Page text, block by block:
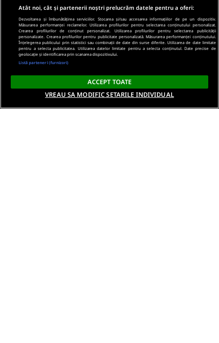
Atât noi, cât și partenerii noștri prelucrăm datele pentru a oferi:
Dezvoltarea și îmbunătățirea serviciilor. Stocarea și/sau accesarea informațiilor de pe un dispozitiv.
Măsurarea performanței reclamelor. Utilizarea profilurilor pentru selectarea conținutului personalizat.
Crearea profilurilor de conținut personalizat. Utilizarea profilurilor pentru selectarea publicității
personalizate. Crearea profilurilor pentru publicitate personalizată. Măsurarea performanței conținutului.
Înțelegerea publicului prin statistici sau combinații de date din surse diferite. Utilizarea de date limitate
pentru a selecta publicitatea. Utilizarea datelor limitate pentru a selecta conținutul. Date precise de
geolocație și identificarea prin scanarea dispozitivului.
Listă parteneri (furnizori)
ACCEPT TOATE
VREAU SA MODIFIC SETARILE INDIVIDUAL